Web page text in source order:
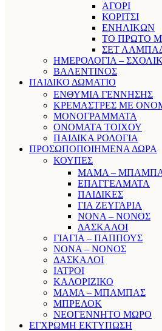
ΑΓΟΡΙ
ΚΟΡΙΤΣΙ
ΕΝΗΛΙΚΩΝ
ΤΟ ΠΡΩΤΟ
ΣΕΤ
ΗΜΕΡΟΛΟΓΙΑ –
ΒΑΛΕΝΤΙΝΟΣ
ΠΑΙΔΙΚΟ ΔΩΜΑΤΙΟ
ΕΝΘΥΜΙΑ ΓΕΝΝΗΣΗΣ
ΚΡΕΜΑΣΤΡΕΣ ΜΕ
ΜΟΝΟΓΡΑΜΜΑΤΑ
ΟΝΟΜΑΤΑ ΤΟΙΧΟΥ
ΠΑΙΔΙΚΑ ΡΟΛΟΓΙΑ
ΠΡΟΣΩΠΟΠΟΙΗΜΕΝΑ ΔΩΡΑ
ΚΟΥΠΕΣ
ΜΑΜΑ –
ΕΠΑΓΓΕΛΜΑΤΑ
ΠΑΙΔΙΚΕΣ
ΓΙΑ ΖΕΥΓΑΡΙΑ
ΝΟΝΑ – ΝΟΝΟΣ
ΔΑΣΚΑΛΟΙ
ΓΙΑΓΙΑ – ΠΑΠΠΟΥΣ
ΝΟΝΑ – ΝΟΝΟΣ
ΔΑΣΚΑΛΟΙ
ΙΑΤΡΟΙ
ΚΑΛΟΡΙΖΙΚΟ
ΜΑΜΑ – ΜΠΑΜΠΑΣ
ΜΠΡΕΛΟΚ
ΝΕΟΓΕΝΝΗΤΟ ΜΩΡΟ
ΕΓΧΡΩΜΗ ΕΚΤΥΠΩΣΗ